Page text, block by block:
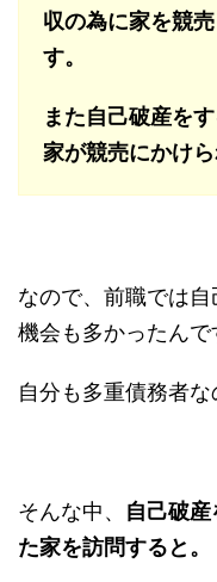
収の為に家を競
す。
また自己破産を
家が競売にかけら
なので、前職では
機会も多かったんで
自分も多重債務者な
そんな中、 自己破
た家を訪問すると。